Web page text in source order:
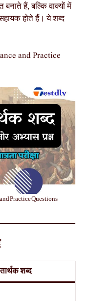
बनाते हैं, बल्कि वाक्यों में
होते हैं। ये शब्द
and Practice
Practice Questions
शब्द